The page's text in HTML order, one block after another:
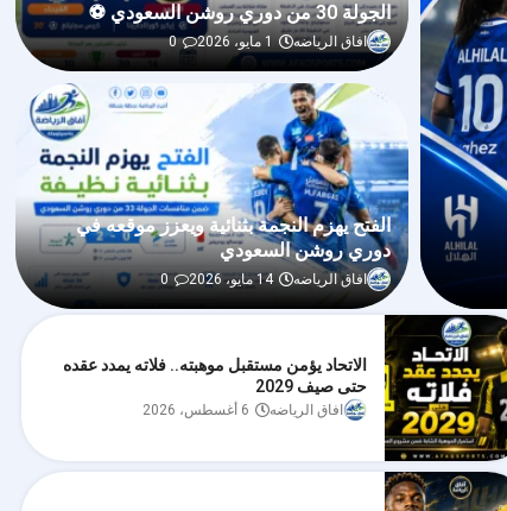
الجولة 30 من دوري روشن السعودي ⚽
افاق الرياضه 1 مايو، 2026 0
الفتح يهزم النجمة بثنائية ويعزز موقعه في
دوري روشن السعودي
افاق الرياضه 14 مايو، 2026 0
الاتحاد يؤمن مستقبل موهبته.. فلاته يمدد عقده
حتى صيف 2029
افاق الرياضه 6 أغسطس، 2026